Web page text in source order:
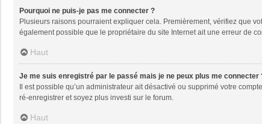
Pourquoi ne puis-je pas me connecter ?
Plusieurs raisons pourraient expliquer cela. Premièrement, vérifiez que
également possible que le propriétaire du site Internet ait une erreur de
Haut
Je me suis enregistré par le passé mais je ne peux plus me connecter
Il est possible qu’un administrateur ait désactivé ou supprimé votre
ré-enregistrer et soyez plus investi sur le forum.
Haut